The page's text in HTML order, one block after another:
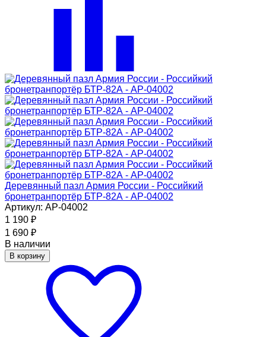
Деревянный пазл Армия России - Российкий
бронетранпортёр БТР-82А - АР-04002
Артикул: АР-04002
1 190 ₽
1 690 ₽
В наличии
В корзину